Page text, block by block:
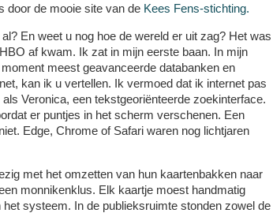
door de mooie site van de Kees Fens-stichting.
En weet u nog hoe de wereld er uit zag? Het was
af kwam. Ik zat in mijn eerste baan. In mijn
meest geavanceerde databanken en
kan ik u vertellen. Ik vermoed dat ik internet pas
Veronica, een tekstgeoriënteerde zoekinterface.
er puntjes in het scherm verschenen. Een
Edge, Chrome of Safari waren nog lichtjaren
met het omzetten van hun kaartenbakken naar
monnikenklus. Elk kaartje moest handmatig
systeem. In de publieksruimte stonden zowel de